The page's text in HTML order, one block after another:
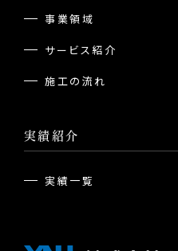
事業領域
サービス紹介
施工の流れ
実績紹介
実績一覧